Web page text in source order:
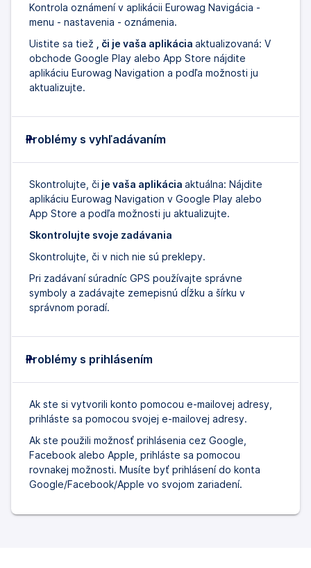
Kontrola oznámení v aplikácii Eurowag Navigácia -
menu - nastavenia - oznámenia.
Uistite sa tiež
, či je vaša aplikácia aktualizovaná: V
obchode Google Play alebo App Store nájdite
aplikáciu Eurowag Navigation a podľa možnosti ju
aktualizujte.
Problémy s vyhľadávaním
Skontrolujte, či je vaša aplikácia aktuálna: Nájdite
aplikáciu Eurowag Navigation v Google Play alebo
App Store a podľa možnosti ju aktualizujte.
Skontrolujte svoje zadávania
Skontrolujte, či v nich nie sú preklepy.
Pri zadávaní súradníc GPS používajte správne
symboly a zadávajte zemepisnú dĺžku a šírku v
správnom poradí.
Problémy s prihlásením
Ak ste si vytvorili konto pomocou e-mailovej adresy,
prihláste sa pomocou svojej e-mailovej adresy.
Ak ste použili možnosť prihlásenia cez Google,
Facebook alebo Apple, prihláste sa pomocou
rovnakej možnosti. Musíte byť prihlásení do konta
Google/Facebook/Apple vo svojom zariadení.